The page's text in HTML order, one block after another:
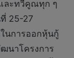
ละทวีคูณทุก ๆ
25-27
นการออกหุ้นกู้
นาโครงการ